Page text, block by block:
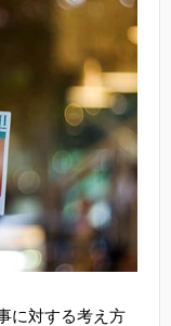
に対する考え方